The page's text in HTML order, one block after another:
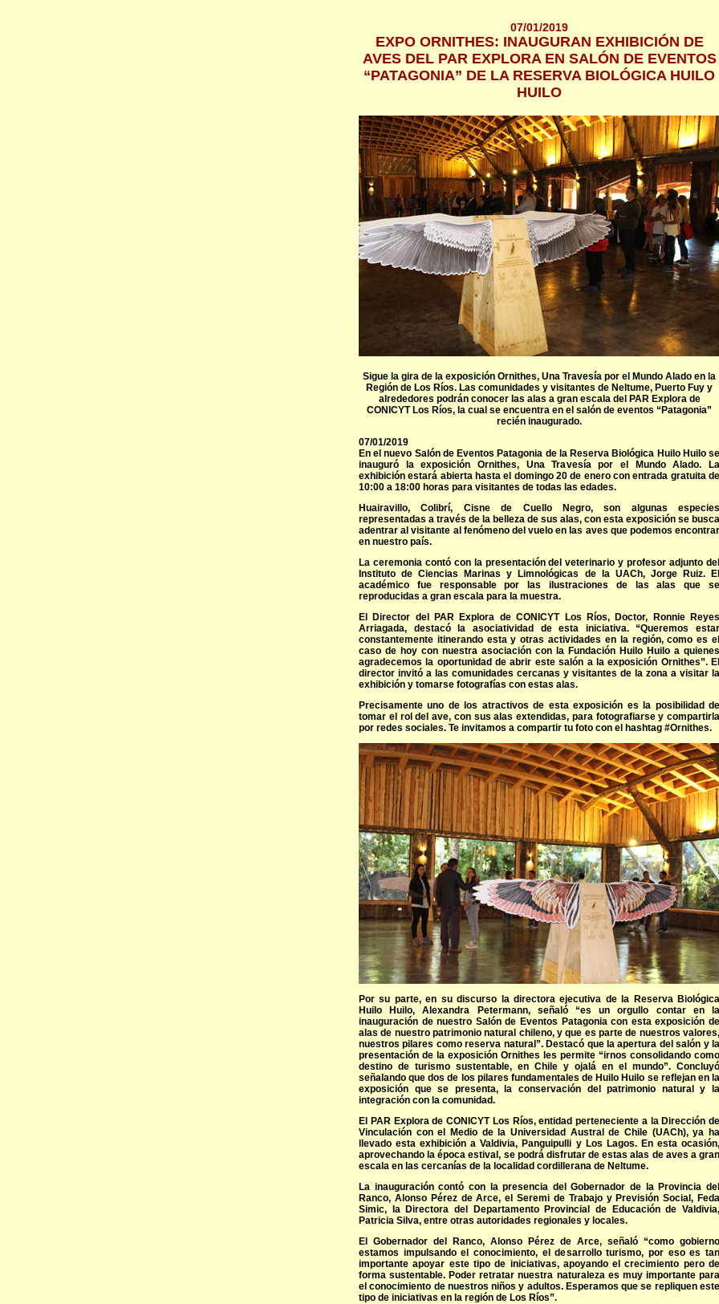
07/01/2019
EXPO ORNITHES: INAUGURAN EXHIBICIÓN DE
AVES DEL PAR EXPLORA EN SALÓN DE EVENTOS
“PATAGONIA” DE LA RESERVA BIOLÓGICA HUILO
HUILO
Sigue la gira de la exposición Ornithes, Una Travesía por el Mundo Alado en la
Región de Los Ríos. Las comunidades y visitantes de Neltume, Puerto Fuy y
alrededores podrán conocer las alas a gran escala del PAR Explora de
CONICYT Los Ríos, la cual se encuentra en el salón de eventos “Patagonia”
recién inaugurado.
07/01/2019
En el nuevo Salón de Eventos Patagonia de la Reserva Biológica Huilo Huilo se
inauguró la exposición Ornithes, Una Travesía por el Mundo Alado. La
exhibición estará abierta hasta el domingo 20 de enero con entrada gratuita de
10:00 a 18:00 horas para visitantes de todas las edades.
Huairavillo, Colibrí, Cisne de Cuello Negro, son algunas especies
representadas a través de la belleza de sus alas, con esta exposición se busca
adentrar al visitante al fenómeno del vuelo en las aves que podemos encontrar
en nuestro país.
La ceremonia contó con la presentación del veterinario y profesor adjunto del
Instituto de Ciencias Marinas y Limnológicas de la UACh, Jorge Ruiz. El
académico fue responsable por las ilustraciones de las alas que se
reproducidas a gran escala para la muestra.
El Director del PAR Explora de CONICYT Los Ríos, Doctor, Ronnie Reyes
Arriagada, destacó la asociatividad de esta iniciativa. “Queremos estar
constantemente itinerando esta y otras actividades en la región, como es el
caso de hoy con nuestra asociación con la Fundación Huilo Huilo a quienes
agradecemos la oportunidad de abrir este salón a la exposición Ornithes”. El
director invitó a las comunidades cercanas y visitantes de la zona a visitar la
exhibición y tomarse fotografías con estas alas.
Precisamente uno de los atractivos de esta exposición es la posibilidad de
tomar el rol del ave, con sus alas extendidas, para fotografiarse y compartirla
por redes sociales. Te invitamos a compartir tu foto con el hashtag #Ornithes.
Por su parte, en su discurso la directora ejecutiva de la Reserva Biológica
Huilo Huilo, Alexandra Petermann, señaló “es un orgullo contar en la
inauguración de nuestro Salón de Eventos Patagonia con esta exposición de
alas de nuestro patrimonio natural chileno, y que es parte de nuestros valores,
nuestros pilares como reserva natural”. Destacó que la apertura del salón y la
presentación de la exposición Ornithes les permite “irnos consolidando como
destino de turismo sustentable, en Chile y ojalá en el mundo”. Concluyó
señalando que dos de los pilares fundamentales de Huilo Huilo se reflejan en la
exposición que se presenta, la conservación del patrimonio natural y la
integración con la comunidad.
El PAR Explora de CONICYT Los Ríos, entidad perteneciente a la Dirección de
Vinculación con el Medio de la Universidad Austral de Chile (UACh), ya ha
llevado esta exhibición a Valdivia, Panguipulli y Los Lagos. En esta ocasión,
aprovechando la época estival, se podrá disfrutar de estas alas de aves a gran
escala en las cercanías de la localidad cordillerana de Neltume.
La inauguración contó con la presencia del Gobernador de la Provincia del
Ranco, Alonso Pérez de Arce, el Seremi de Trabajo y Previsión Social, Feda
Simic, la Directora del Departamento Provincial de Educación de Valdivia,
Patricia Silva, entre otras autoridades regionales y locales.
El Gobernador del Ranco, Alonso Pérez de Arce, señaló “como gobierno
estamos impulsando el conocimiento, el desarrollo turismo, por eso es tan
importante apoyar este tipo de iniciativas, apoyando el crecimiento pero de
forma sustentable. Poder retratar nuestra naturaleza es muy importante para
el conocimiento de nuestros niños y adultos. Esperamos que se repliquen este
tipo de iniciativas en la región de Los Ríos”.